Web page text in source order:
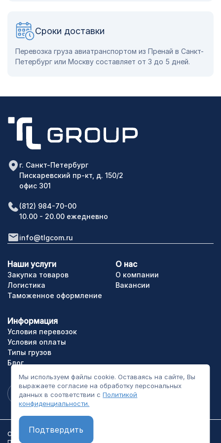
Сроки доставки
Перевозка груза авиатранспортом из Пренай в Санкт-
Петербург или Москву составляет от 3 до 5 дней.
Мы используем файлы cookie. Оставаясь на сайте, Вы
выражаете согласие на обработку персональных
данных в соответствии сПолитикой
конфиденциальности.
Подтвердить
г. Санкт-Петербург
Пискаревский пр-кт, д. 150/2
офис 301
(812) 984-70-00
10.00 - 20.00 ежедневно
info@tlgcom.ru
Закупка товаров
Наши услуги
Логистика
Таможенное оформление
О нас
О компании
Вакансии
Информация
Условия перевозок
Условия оплаты
Типы грузов
Блог
ООО «ТЛГрупп». Все права сайта защищены.